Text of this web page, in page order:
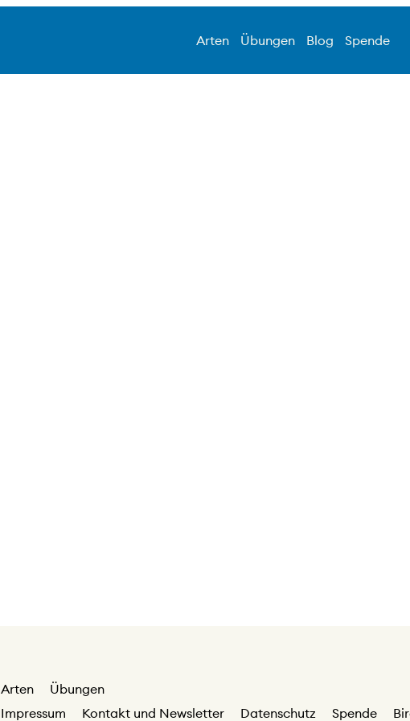
Arten Übungen Blog Spende
Arten
Übungen
Impressum
Kontakt und Newsletter Datenschutz Spende